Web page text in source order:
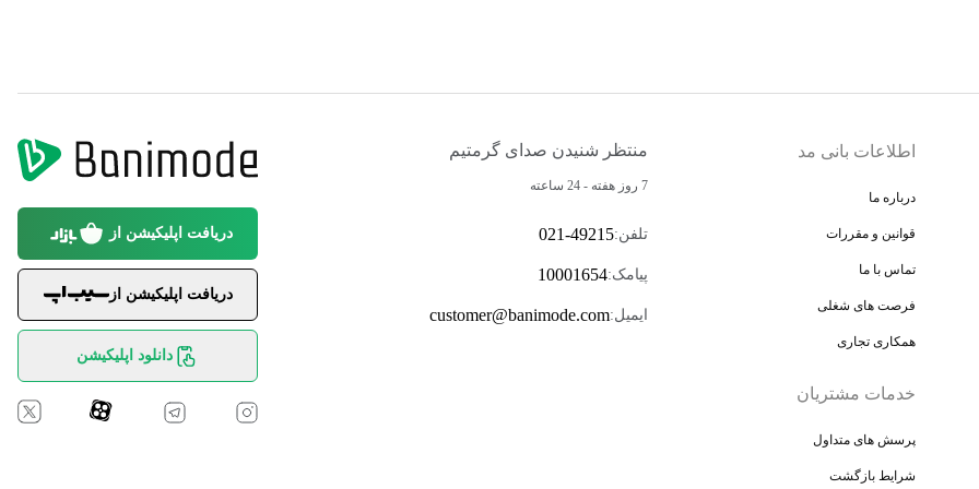
اطلاعات بانی مد
درباره ما
قوانین و مقررات
تماس با ما
فرصت های شغلی
همکاری تجاری
خدمات مشتریان
پرسش های متداول
شرایط بازگشت
منتظر شنیدن صدای گرمتیم
7 روز هفته - 24 ساعته
تلفن:
021-49215
پیامک:
10001654
ایمیل:
customer@banimode.com
دریافت اپلیکیشن از
دریافت اپلیکیشن از
دانلود اپلیکیشن